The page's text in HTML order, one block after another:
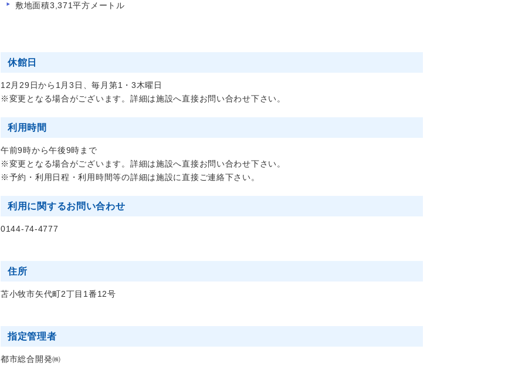
敷地面積3,371平方メートル
休館日
12月29日から1月3日、毎月第1・3木曜日
※変更となる場合がございます。詳細は施設へ直接お問い合わせ下さい。
利用時間
午前9時から午後9時まで
※変更となる場合がございます。詳細は施設へ直接お問い合わせ下さい。
※予約・利用日程・利用時間等の詳細は施設に直接ご連絡下さい。
利用に関するお問い合わせ
0144-74-4777
住所
苫小牧市矢代町2丁目1番12号
指定管理者
都市総合開発㈱